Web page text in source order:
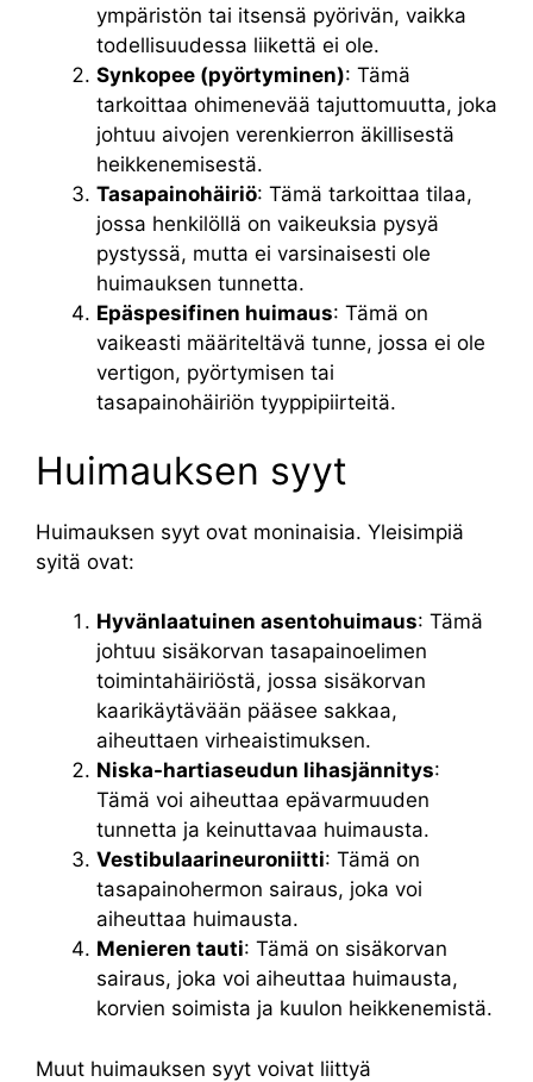
ympäristön tai itsensä pyörivän, vaikka
todellisuudessa liikettä ei ole.
Synkopee (pyörtyminen): Tämä
tarkoittaa ohimenevää tajuttomuutta, joka
johtuu aivojen verenkierron äkillisestä
heikkenemisestä.
Tasapainohäiriö: Tämä tarkoittaa tilaa,
jossa henkilöllä on vaikeuksia pysyä
pystyssä, mutta ei varsinaisesti ole
huimauksen tunnetta.
Epäspesifinen huimaus: Tämä on
vaikeasti määriteltävä tunne, jossa ei ole
vertigon, pyörtymisen tai
tasapainohäiriön tyyppipiirteitä.
Huimauksen syyt
Huimauksen syyt ovat moninaisia. Yleisimpiä
syitä ovat:
Hyvänlaatuinen asentohuimaus: Tämä
johtuu sisäkorvan tasapainoelimen
toimintahäiriöstä, jossa sisäkorvan
kaarikäytävään pääsee sakkaa,
aiheuttaen virheaistimuksen.
Niska-hartiaseudun lihasjännitys:
Tämä voi aiheuttaa epävarmuuden
tunnetta ja keinuttavaa huimausta.
Vestibulaarineuroniitti: Tämä on
tasapainohermon sairaus, joka voi
aiheuttaa huimausta.
Menieren tauti: Tämä on sisäkorvan
sairaus, joka voi aiheuttaa huimausta,
korvien soimista ja kuulon heikkenemistä.
Muut huimauksen syyt voivat liittyä